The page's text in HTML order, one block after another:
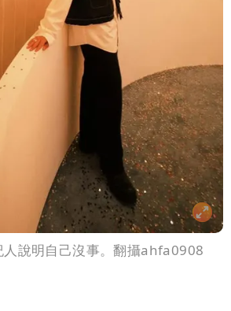
人說明自己沒事。翻攝ahfa0908